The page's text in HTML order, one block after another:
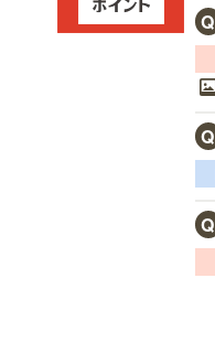
Q
Q
Q